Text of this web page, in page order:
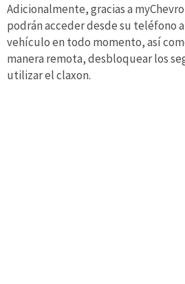
Adicionalmente, gracias a
podrán acceder desde su teléfono
vehículo en todo momento, así
manera remota, desbloquear los
utilizar el claxon.